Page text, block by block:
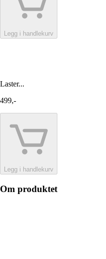
Legg i handlekurv
Laster...
499,-
Legg i handlekurv
Om produktet